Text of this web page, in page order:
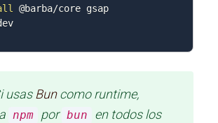
usas Buncomo runtime,
npm por bun
en todos los